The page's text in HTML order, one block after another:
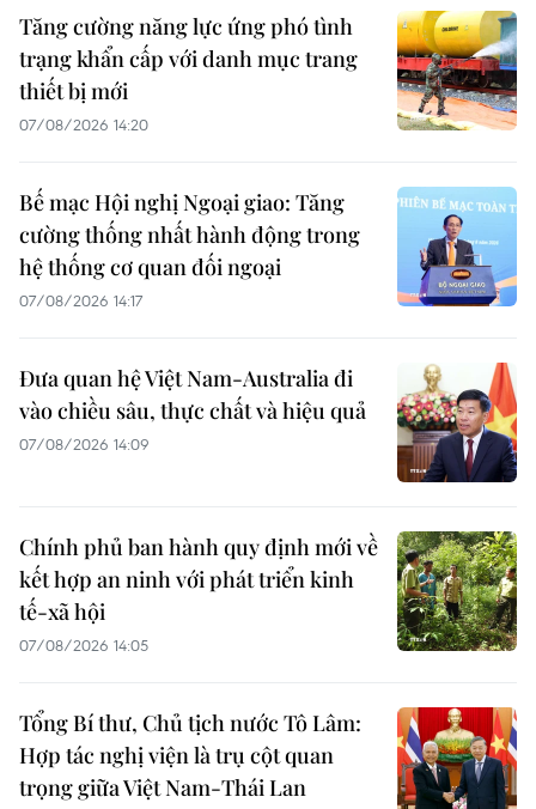
Tăng cường năng lực ứng phó tình
trạng khẩn cấp với danh mục trang
thiết bị mới
07/08/2026 14:20
Bế mạc Hội nghị Ngoại giao: Tăng
cường thống nhất hành động trong
hệ thống cơ quan đối ngoại
07/08/2026 14:17
Đưa quan hệ Việt Nam-Australia đi
vào chiều sâu, thực chất và hiệu quả
07/08/2026 14:09
Chính phủ ban hành quy định mới về
kết hợp an ninh với phát triển kinh
tế-xã hội
07/08/2026 14:05
Tổng Bí thư, Chủ tịch nước Tô Lâm:
Hợp tác nghị viện là trụ cột quan
trọng giữa Việt Nam-Thái Lan